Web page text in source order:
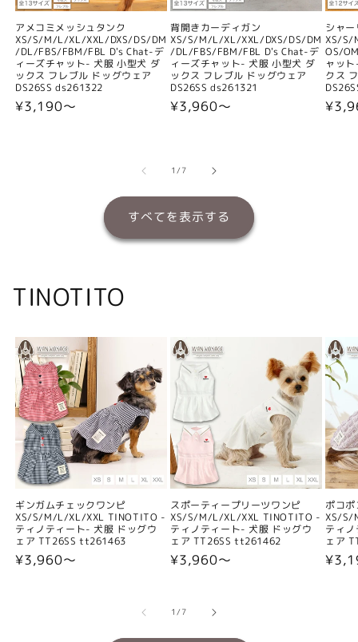
アメコミメッシュタンク
XS/S/M/L/XL/XXL/DXS/DS/DM
/DL/FBS/FBM/FBL D's Chat-デ
ィーズチャット- 犬服 小型犬 ダ
ックス フレブル ドッグウェア
DS26SS ds261322
通
¥3,190〜
背開きカーディガン
XS/S/M/L/XL/XXL/DXS/DS/DM
/DL/FBS/FBM/FBL D's Chat-デ
ィーズチャット- 犬服 小型犬 ダ
ックス フレブル ドッグウェア
DS26SS ds261321
通
¥3,960〜
シャ
XS/
OS/
ャッ
クス
通
1/の
7
すべてを表示する
TINOTITO
ギンガムチェックワンピ
XS/S/M/L/XL/XXL TINOTITO -
ティノティート- 犬服 ドッグウ
ェア TT26SS tt261463
通
¥3,960〜
スポーティープリーツワンピ
XS/S/M/L/XL/XXL TINOTITO -
ティノティート- 犬服 ドッグウ
ェア TT26SS tt261462
通
格
¥3,960〜
ポコ
XS/S/
ティ
ェア
通
1/の
7